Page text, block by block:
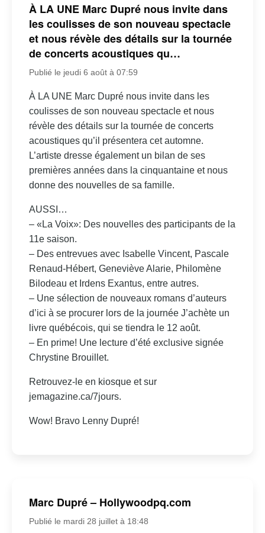
À LA UNE Marc Dupré nous invite dans
les coulisses de son nouveau spectacle
et nous révèle des détails sur la tournée
de concerts acoustiques qu…
Publié le jeudi 6 août à 07:59
À LA UNE Marc Dupré nous invite dans les
coulisses de son nouveau spectacle et nous
révèle des détails sur la tournée de concerts
acoustiques qu’il présentera cet automne.
L’artiste dresse également un bilan de ses
premières années dans la cinquantaine et nous
donne des nouvelles de sa famille.
AUSSI…
– «La Voix»: Des nouvelles des participants de la
11e saison.
– Des entrevues avec Isabelle Vincent, Pascale
Renaud-Hébert, Geneviève Alarie, Philomène
Bilodeau et Irdens Exantus, entre autres.
– Une sélection de nouveaux romans d’auteurs
d’ici à se procurer lors de la journée J’achète un
livre québécois, qui se tiendra le 12 août.
– En prime! Une lecture d’été exclusive signée
Chrystine Brouillet.
Retrouvez-le en kiosque et sur
jemagazine.ca/7jours.
Wow! Bravo Lenny Dupré!
Marc Dupré – Hollywoodpq.com
Publié le mardi 28 juillet à 18:48